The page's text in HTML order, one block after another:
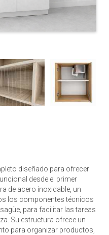
diseñado para ofrecer
desde el primer
de acero inoxidable, un
los componentes técnicos
para facilitar las tareas
Su estructura ofrece un
para organizar productos,